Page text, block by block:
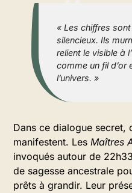
« Les chiffres
silencieux. Ils
relient le visible à
comme un fil d’or
l’univers. »
Dans ce dialogue secret,
manifestent. Les Maîtres
invoqués autour de
de sagesse ancestrale
prêts à grandir. Leur